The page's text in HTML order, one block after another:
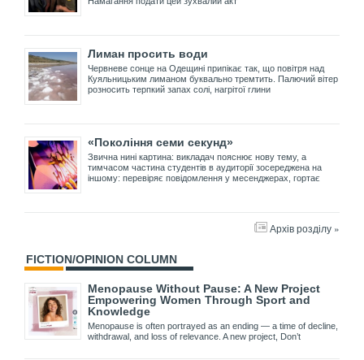
Лиман просить води
Червневе сонце на Одещині припікає так, що повітря над
Куяльницьким лиманом буквально тремтить. Палючий вітер
розносить терпкий запах солі, нагрітої глини
«Покоління семи секунд»
Звична нині картина: викладач пояснює нову тему, а
тимчасом частина студентів в аудиторії зосереджена на
іншому: перевіряє повідомлення у месенджерах, гортає
Архів розділу »
FICTION/OPINION COLUMN
Menopause Without Pause: A New Project
Empowering Women Through Sport and
Knowledge
Menopause is often portrayed as an ending — a time of decline,
withdrawal, and loss of relevance. A new project, Don’t